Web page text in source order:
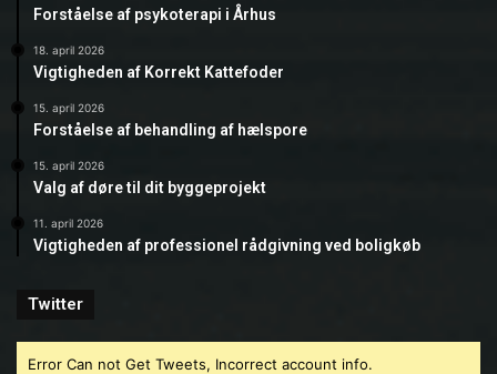
Forståelse af psykoterapi i Århus
18. april 2026
Vigtigheden af Korrekt Kattefoder
15. april 2026
Forståelse af behandling af hælspore
15. april 2026
Valg af døre til dit byggeprojekt
11. april 2026
Vigtigheden af professionel rådgivning ved boligkøb
Twitter
Error Can not Get Tweets, Incorrect account info.